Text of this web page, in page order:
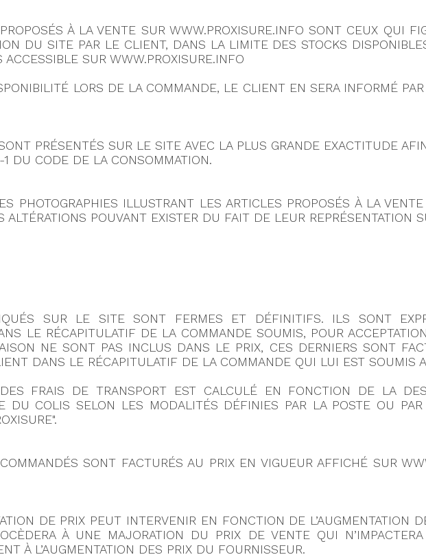
À LA VENTE SUR WWW.PROXISURE.INFO SONT CEUX QUI
DU SITE PAR LE CLIENT, DANS LA LIMITE DES STOCKS
ACCESSIBLE SUR WWW.PROXISURE.INFO
LORS DE LA COMMANDE, LE CLIENT EN SERA INFORMÉ
PRÉSENTÉS SUR LE SITE AVEC LA PLUS GRANDE EXACTITUDE
1 DU CODE DE LA CONSOMMATION.
PHOTOGRAPHIES ILLUSTRANT LES ARTICLES PROPOSÉS À LA
ALTÉRATIONS POUVANT EXISTER DU FAIT DE LEUR REPRÉSENTATION
SUR LE SITE SONT FERMES ET DÉFINITIFS. ILS SONT
LE RÉCAPITULATIF DE LA COMMANDE SOUMIS, POUR
NE SONT PAS INCLUS DANS LE PRIX, CES DERNIERS SONT
DANS LE RÉCAPITULATIF DE LA COMMANDE QUI LUI EST SOUMIS
FRAIS DE TRANSPORT EST CALCULÉ EN FONCTION DE LA
DU COLIS SELON LES MODALITÉS DÉFINIES PAR LA POSTE OU
SONT FACTURÉS AU PRIX EN VIGUEUR AFFICHÉ SUR
DE PRIX PEUT INTERVENIR EN FONCTION DE L’AUGMENTATION
À UNE MAJORATION DU PRIX DE VENTE QUI
À L’AUGMENTATION DES PRIX DU FOURNISSEUR.